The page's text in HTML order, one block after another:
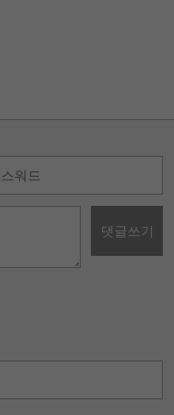
댓글쓰기